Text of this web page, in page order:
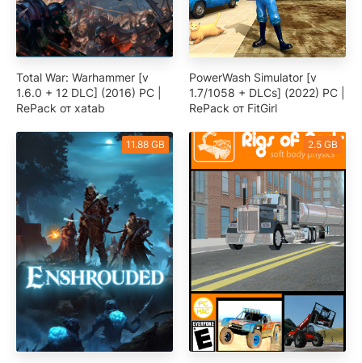
Total War: Warhammer [v
1.6.0 + 12 DLC] (2016) PC |
RePack от xatab
PowerWash Simulator [v
1.7/1058 + DLCs] (2022) PC |
RePack от FitGirl
11.88 GB 2.5 GB